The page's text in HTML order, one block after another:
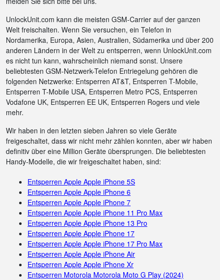
UnlockUnit.com kann die meisten GSM-Carrier auf der ganzen
Welt freischalten. Wenn Sie versuchen, ein Telefon in
Nordamerika, Europa, Asien, Australien, Südamerika und über 200
anderen Ländern in der Welt zu entsperren, wenn UnlockUnit.com
es nicht tun kann, wahrscheinlich niemand sonst. Unsere
beliebtesten GSM-Netzwerk-Telefon Entriegelung gehören die
folgenden Netzwerke: Entsperren AT&T, Entsperren T-Mobile,
Entsperren T-Mobile USA, Entsperren Metro PCS, Entsperren
Vodafone UK, Entsperren EE UK, Entsperren Rogers und viele
mehr.
Wir haben in den letzten sieben Jahren so viele Geräte
freigeschaltet, dass wir nicht mehr zählen konnten, aber wir haben
definitiv über eine Million Geräte übersprungen. Die beliebtesten
Handy-Modelle, die wir freigeschaltet haben, sind:
Entsperren Apple Apple iPhone 5S
Entsperren Apple Apple iPhone 6
Entsperren Apple Apple iPhone 7
Entsperren Apple Apple iPhone 11 Pro Max
Entsperren Apple Apple iPhone 13 Pro
Entsperren Apple Apple iPhone 17
Entsperren Apple Apple iPhone 17 Pro Max
Entsperren Apple Apple iPhone Air
Entsperren Apple Apple iPhone Xr
Entsperren Motorola Motorola Moto G Play (2024)